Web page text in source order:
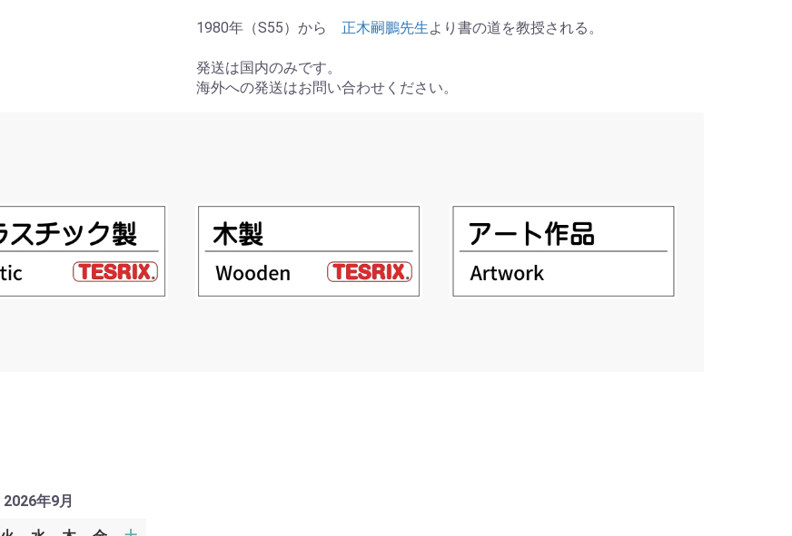
1980年（S55）から 正木嗣鵬先生より書の道を教授される。
発送は国内のみです。
海外への発送はお問い合わせください。
2026年9月